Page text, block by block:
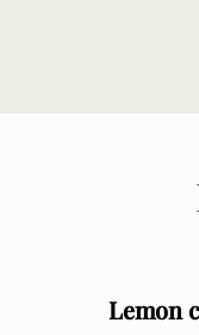
Lemon